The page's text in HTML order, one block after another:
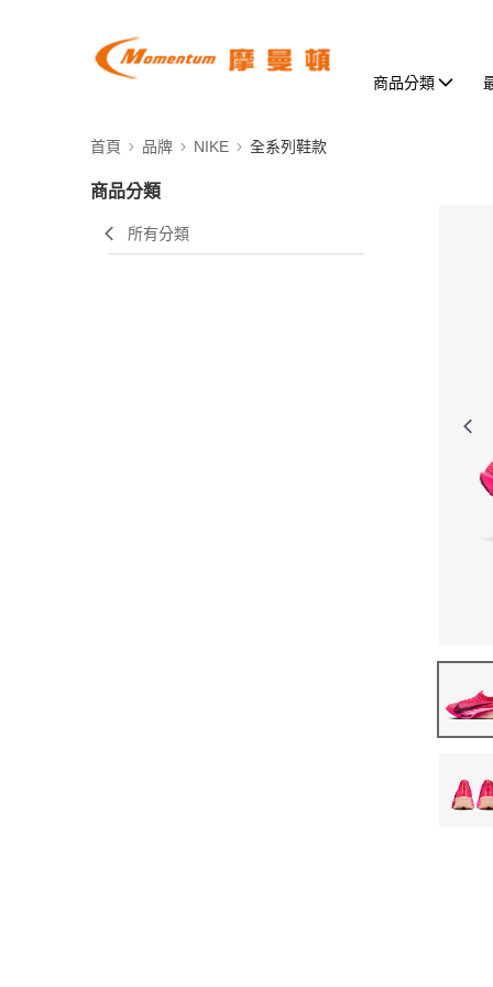
商品分類
首頁 品牌 NIKE 全系列鞋款
商品分類
所有分類